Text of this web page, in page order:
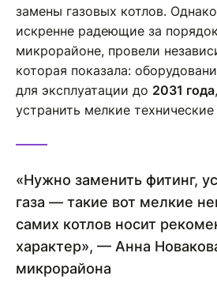
замены газовых котлов.
искренне радеющие за
микрорайоне, провели
которая показала:
для эксплуатации до 2031 года
устранить мелкие
«Нужно заменить фитинг,
газа — такие вот мелкие
самих котлов носит
характер», — Анна
микрорайона